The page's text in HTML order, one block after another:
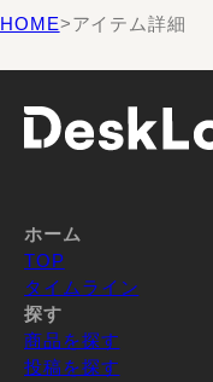
HOME>アイテム詳細
ホーム
TOP
タイムライン
探す
商品を探す
投稿を探す